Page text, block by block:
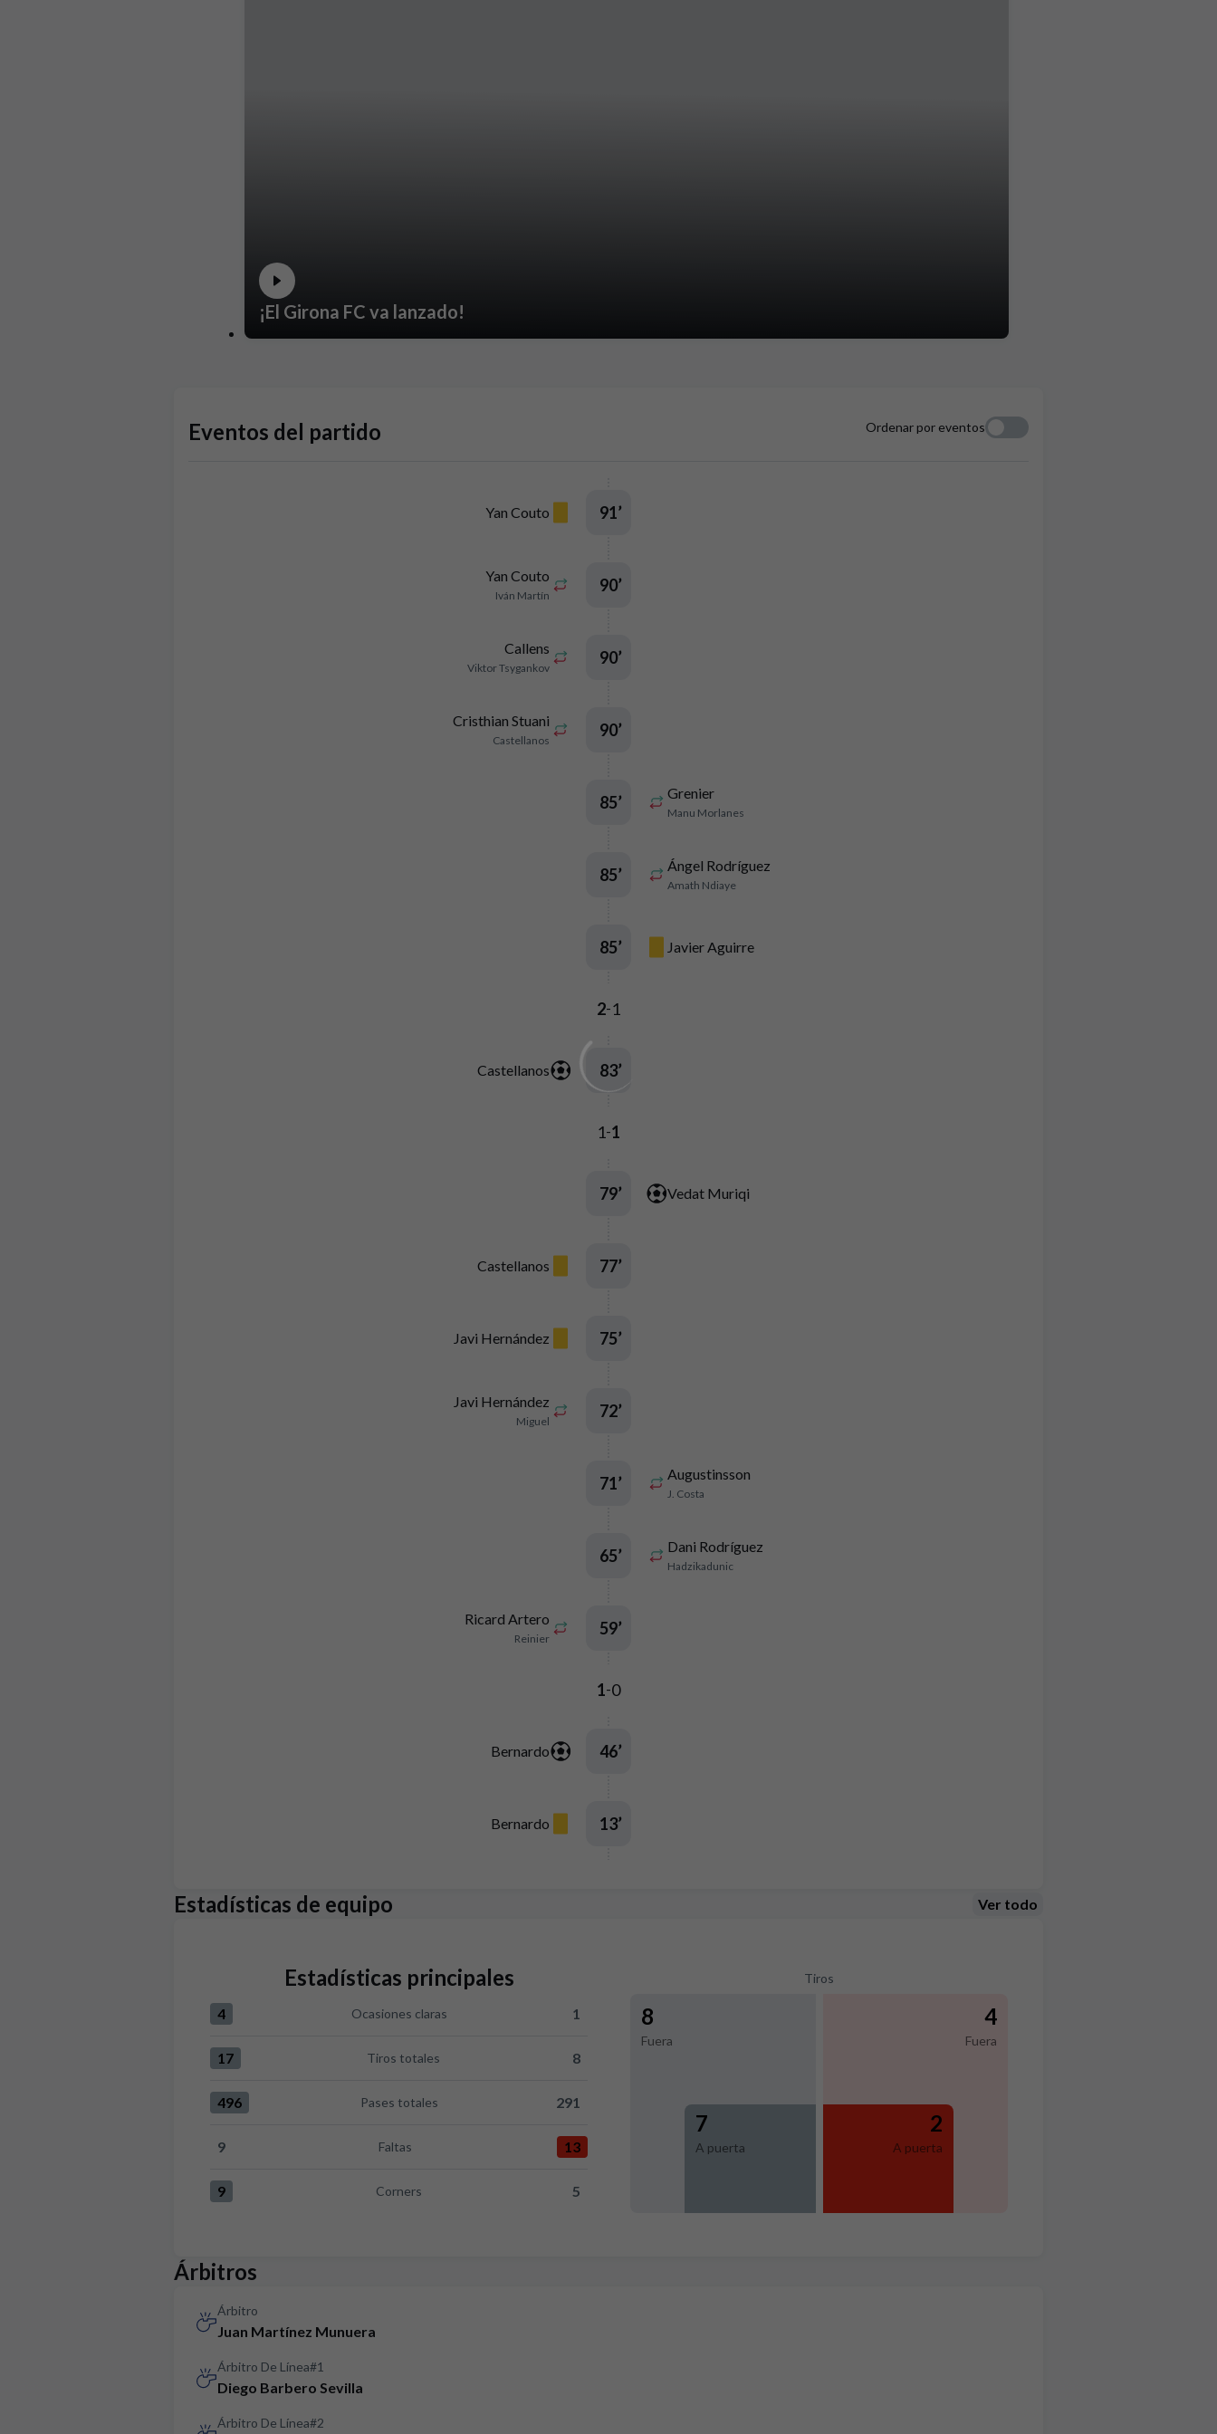
¡El Girona FC va lanzado!
Eventos del partido Ordenar por eventos
Yan Couto 91’
Yan Couto
Iván Martín
90’
Callens
Viktor Tsygankov
90’
Cristhian Stuani
Castellanos
90’
Grenier
Manu Morlanes
85’
Ángel Rodríguez
Amath Ndiaye
85’
Javier Aguirre
85’
2-1
Castellanos 83’
1-1
Vedat Muriqi
79’
Castellanos 77’
Javi Hernández 75’
Javi Hernández
Miguel
72’
Augustinsson
J. Costa
71’
Dani Rodríguez
Hadzikadunic
65’
Ricard Artero
Reinier
59’
1-0
Bernardo 46’
Bernardo 13’
Estadísticas de equipo Ver todo
Estadísticas principales
Ocasiones claras:Girona FC 4 versus RCD Mallorca 1
4 Ocasiones claras 1
Tiros totales:Girona FC 17 versus RCD Mallorca 8
17 Tiros totales 8
Pases totales:Girona FC 496 versus RCD Mallorca 291
496 Pases totales 291
Faltas:Girona FC 9 versus RCD Mallorca 13
9 Faltas 13
Corners:Girona FC 9 versus RCD Mallorca 5
9 Corners 5
Tiros
8
Fuera
7
A puerta
4
Fuera
2
A puerta
Árbitros
Árbitro
Juan Martínez Munuera
Árbitro De Línea#1
Diego Barbero Sevilla
Árbitro De Línea#2